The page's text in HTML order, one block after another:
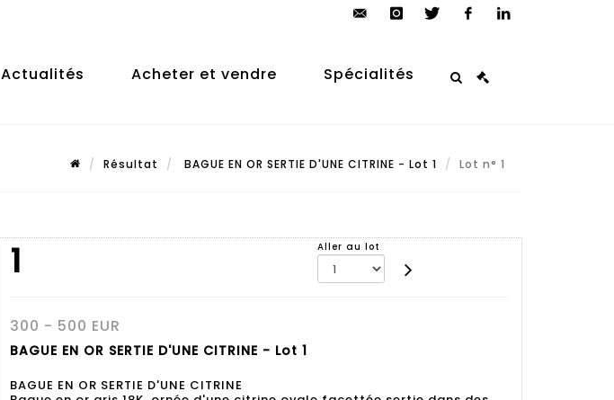
auction.com
Actualités Acheter et vendre Spécialités
Résultat BAGUE EN OR SERTIE D'UNE CITRINE - Lot 1 Lot n° 1
1 Aller au lot
300 - 500 EUR
BAGUE EN OR SERTIE D'UNE CITRINE - Lot 1
BAGUE EN OR SERTIE D'UNE CITRINE